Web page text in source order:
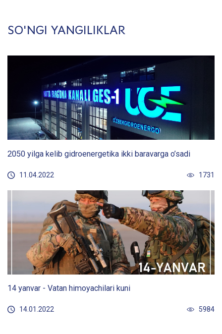
SO'NGI YANGILIKLAR
2050 yilga kelib gidroenergetika ikki baravarga o’sadi
11.04.2022 1731
14 yanvar - Vatan himoyachilari kuni
14.01.2022 5984